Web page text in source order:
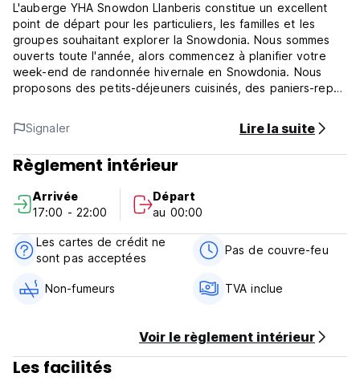
L'auberge YHA Snowdon Llanberis constitue un excellent
point de départ pour les particuliers, les familles et les
groupes souhaitant explorer la Snowdonia. Nous sommes
ouverts toute l'année, alors commencez à planifier votre
week-end de randonnée hivernale en Snowdonia. Nous
proposons des petits-déjeuners cuisinés, des paniers-repas
locale Conwy Ale - tout ce dont vous avez besoin après
une journée difficile en montagne.
Si vous vous attaquez à Snowdon, le Llanberis Path,
l'itinéraire le plus facile pour monter à Snowdon, commence
randonneurs n'ont que l'embarras du choix dans cette
auberge pittoresque. Suivez les sentiers menant aux
collines, vallées, forêts et cascades des environs. Le Llyn
Padarn permet de pêcher, de faire du canoë-kayak, de la
planche à voile et de la voile, ou de faire du poney en
famille. Pour une journée plus tranquille, choisissez parmi les
huit plages Pavillon Bleu des environs.
bains n'est accessible aux normes modernes.
4 marches pour entrer dans le bâtiment
Boucle d'induction portable
Signaler Lire la suite
Règlement intérieur
Arrivée
17:00 - 22:00
Départ
au 00:00
Les cartes de crédit ne
sont pas acceptées
Pas de couvre-feu
Non-fumeurs TVA inclue
Voir le règlement intérieur
Les facilités